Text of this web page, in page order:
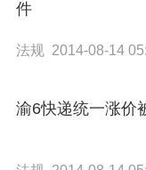
件
法规 2014-08-14
渝6快递统一涨价